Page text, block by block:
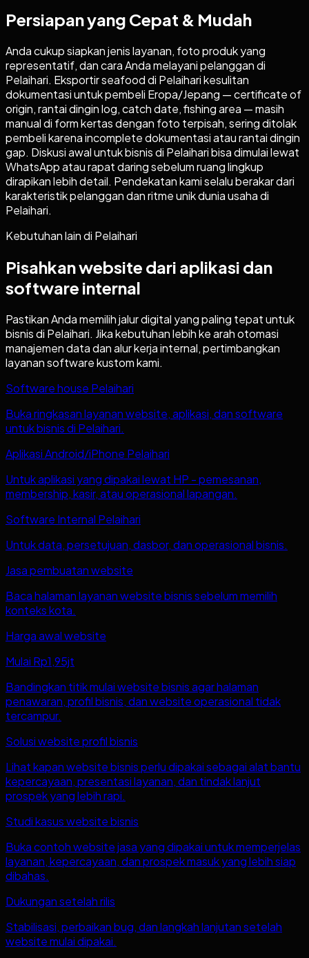
Persiapan yang Cepat & Mudah
Anda cukup siapkan jenis layanan, foto produk yang
representatif, dan cara Anda melayani pelanggan di
Pelaihari. Eksportir seafood di Pelaihari kesulitan
dokumentasi untuk pembeli Eropa/Jepang — certificate of
origin, rantai dingin log, catch date, fishing area — masih
manual di form kertas dengan foto terpisah, sering ditolak
pembeli karena incomplete dokumentasi atau rantai dingin
gap. Diskusi awal untuk bisnis di Pelaihari bisa dimulai lewat
WhatsApp atau rapat daring sebelum ruang lingkup
dirapikan lebih detail. Pendekatan kami selalu berakar dari
karakteristik pelanggan dan ritme unik dunia usaha di
Pelaihari.
Kebutuhan lain di Pelaihari
Pisahkan website dari aplikasi dan
software internal
Pastikan Anda memilih jalur digital yang paling tepat untuk
bisnis di Pelaihari. Jika kebutuhan lebih ke arah otomasi
manajemen data dan alur kerja internal, pertimbangkan
layanan software kustom kami.
Software house Pelaihari
Buka ringkasan layanan website, aplikasi, dan software
untuk bisnis di Pelaihari.
Aplikasi Android/iPhone Pelaihari
Untuk aplikasi yang dipakai lewat HP - pemesanan,
membership, kasir, atau operasional lapangan.
Software Internal Pelaihari
Untuk data, persetujuan, dasbor, dan operasional bisnis.
Jasa pembuatan website
Baca halaman layanan website bisnis sebelum memilih
konteks kota.
Harga awal website
Mulai Rp1,95jt
Bandingkan titik mulai website bisnis agar halaman
penawaran, profil bisnis, dan website operasional tidak
tercampur.
Solusi website profil bisnis
Lihat kapan website bisnis perlu dipakai sebagai alat bantu
kepercayaan, presentasi layanan, dan tindak lanjut
prospek yang lebih rapi.
Studi kasus website bisnis
Buka contoh website jasa yang dipakai untuk memperjelas
layanan, kepercayaan, dan prospek masuk yang lebih siap
dibahas.
Dukungan setelah rilis
Stabilisasi, perbaikan bug, dan langkah lanjutan setelah
website mulai dipakai.